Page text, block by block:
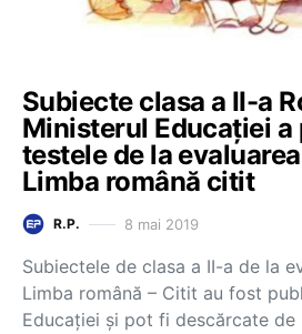
Subiecte clasa a II-a
Ministerul Educației a
testele de la
Limba română citit
R.P. 8 mai 2019
Subiectele de clasa a II-a de la
Limba română – Citit au fost
Educației și pot fi descărcate de